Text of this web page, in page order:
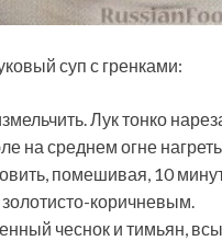
суп с гренками:
Лук тонко
на среднем огне
помешивая, 10
золотисто-коричневым.
чеснок и тимьян,